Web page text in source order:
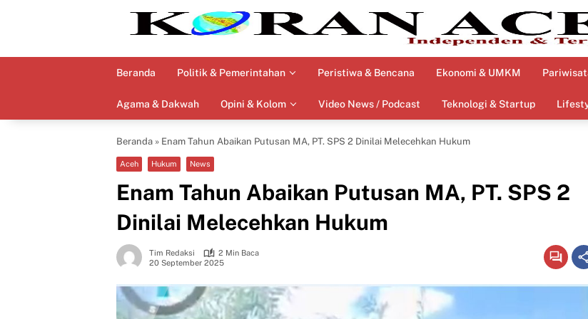
Beranda Politik & Pemerintahan Peristiwa & Bencana Ekonomi & UMKM
Agama & Dakwah Opini & Kolom Video News / Podcast Teknologi & Startup
Beranda » Enam Tahun Abaikan Putusan MA, PT. SPS 2 Dinilai Melecehkan Hukum
Aceh Hukum News
Enam Tahun Abaikan Putusan MA, PT. SPS 2
Dinilai Melecehkan Hukum
Tim Redaksi
2 Min Baca
20 September 2025